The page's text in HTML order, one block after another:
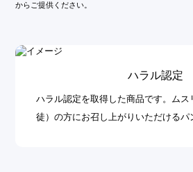
からご提供ください。
ハラル認定
ハラル認定を取得した商品です。ムス
徒）の方にお召し上がりいただけるパ